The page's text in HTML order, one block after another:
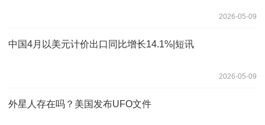
2026-05-09
中国4月以美元计价出口同比增长14.1%|短讯
2026-05-09
外星人存在吗？美国发布UFO文件